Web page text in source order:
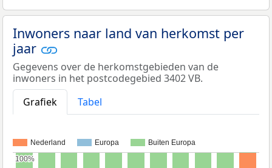
Inwoners naar land van herkomst per
jaar
Gegevens over de herkomstgebieden van de
inwoners in het postcodegebied 3402 VB.
Grafiek
Tabel
Nederland Europa Buiten Europa
100%
100%